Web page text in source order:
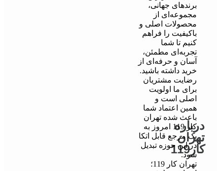
درباره
تهران
کار119
برندهای جهانی،
مجموعه‌ای از
محصولات اصلی و
باکیفیت را فراهم
کنیم تا شما
تجربه‌ای مطمئن،
آسان و حرفه‌ای از
خرید داشته باشید.
رضایت مشتریان
برای ما اولویت
اصلی است و
همین اعتماد شما
باعث شده تهران
کار 119 امروز به
یک مرجع قابل اتکا
در این حوزه تبدیل
شود.
تهران کار 119؛